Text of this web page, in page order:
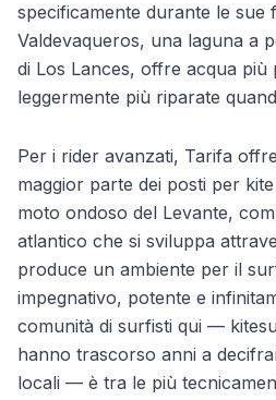
specificamente durante le sue
Valdevaqueros, una laguna a
di Los Lances, offre acqua più
leggermente più riparate
Per i rider avanzati, Tarifa
maggior parte dei posti per
moto ondoso del Levante,
atlantico che si sviluppa
produce un ambiente per il
impegnativo, potente e
comunità di surfisti qui —
hanno trascorso anni a
locali — è tra le più